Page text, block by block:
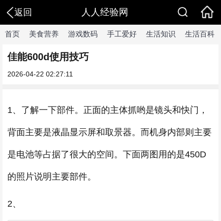
返回 人人经验网
首页 美食营养 游戏数码 手工爱好 生活知识 生活百科
佳能600d使用技巧
2026-04-22 02:27:11
1、了解一下部件。正面的主体抓哟是镜头和快门，
背面主要是液晶显示屏和取景器。而机身内部则主要
是电池等占据了很大的空间。下面两图用的是450D
的照片说明主要部件。
2、